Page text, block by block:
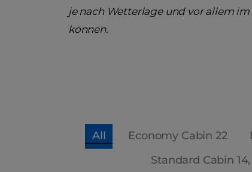
je nach Wetterlage und vor allem
können.
All Economy Cabin 22
Standard Cabin 14,